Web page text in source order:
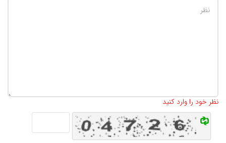
نظر خود را وارد کنید